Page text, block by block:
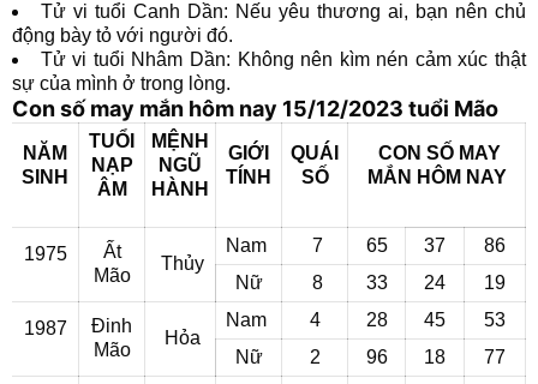
Tử vi tuổi Canh Dần: Nếu yêu thương ai, bạn nên chủ
động bày tỏ với người đó.
Tử vi tuổi Nhâm Dần: Không nên kìm nén cảm xúc thật
sự của mình ở trong lòng.
Con số may mắn hôm nay 15/12/2023 tuổi Mão
NĂM
SINH
TUỔI
NẠP
ÂM
MỆNH
NGŨ
HÀNH
GIỚI
TÍNH
QUÁI
SỐ
CON SỐ MAY
MẮN HÔM NAY
1975
Ất
Mão
Thủy
Nam 7 65 37
86
Nữ
8 33 24 19
1987
Đinh
Mão
Hỏa
Nam 4 28 45
53
Nữ
2 96 18 77